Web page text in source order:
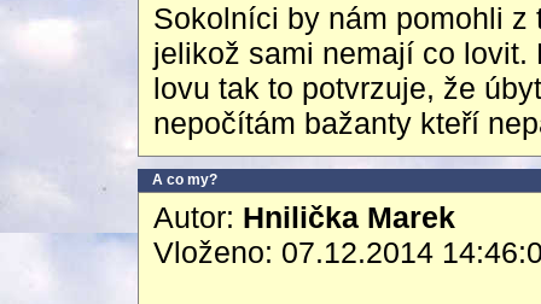
Sokolníci by nám pomohli
jelikož sami nemají co
lovu tak to potvrzuje, že
nepočítám bažanty kteří
A co my?
Autor: Hnilička Marek
Vloženo: 07.12.2014